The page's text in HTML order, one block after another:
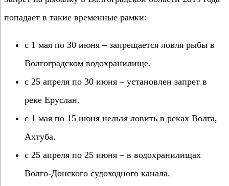
попадает в такие временные рамки:
с 1 мая по 30 июня – запрещается ловля рыбы в
Волгоградском водохранилище.
с 25 апреля по 30 июня – установлен запрет в
реке Еруслан.
с 1 мая по 15 июня нельзя ловить в реках Волга,
Ахтуба.
с 25 апреля по 25 июня – в водохранилищах
Волго-Донского судоходного канала.